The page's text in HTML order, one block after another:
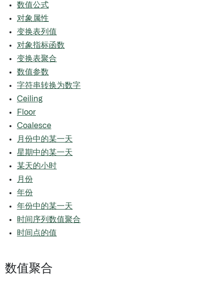
数值公式
对象属性
变换表列值
对象指标函数
变换表聚合
数值参数
字符串转换为数字
Ceiling
Floor
Coalesce
月份中的某一天
星期中的某一天
某天的小时
月份
年份
年份中的某一天
时间序列数值聚合
时间点的值
数值聚合